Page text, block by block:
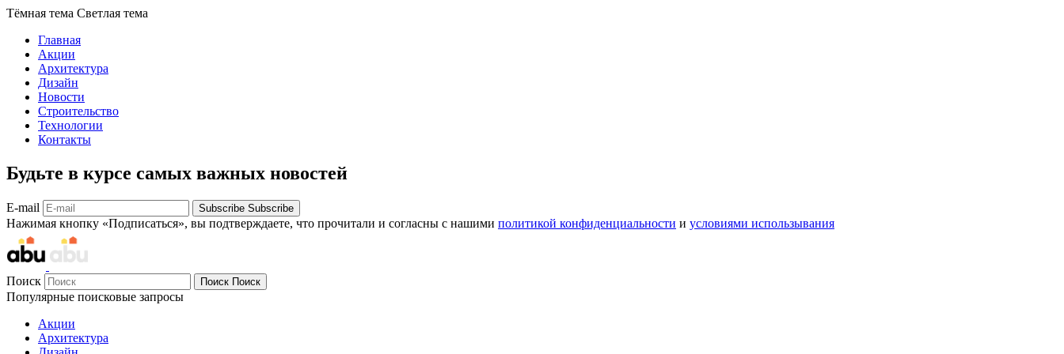
Тёмная тема Светлая тема
Главная
Акции
Архитектура
Дизайн
Новости
Строительство
Технологии
Контакты
Будьте в курсе самых важных новостей
E-mail Subscribe Subscribe
Нажимая кнопку «Подписаться», вы подтверждаете, что прочитали и согласны с нашими политикой конфиденциальности и условиями использывания
Поиск Поиск Поиск
Популярные поисковые запросы
Акции
Архитектура